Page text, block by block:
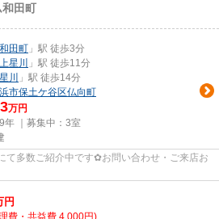
田町
和田町 」駅 徒歩3分
上星川
」駅 徒歩11分
星川
」駅 徒歩14分
市保土ケ谷区仏向町
万円
｜募集中： 3室
て多数ご紹介中です✿お問い合わせ・ご来店お
円
費・共益費 4,000円)